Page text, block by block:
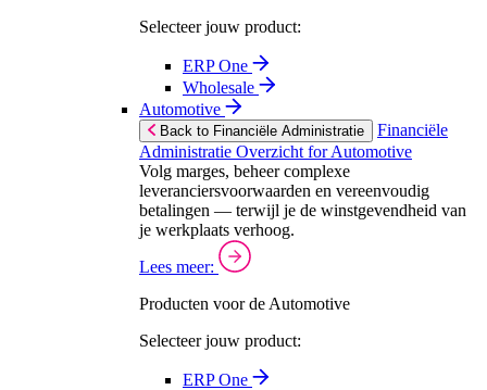
Selecteer jouw product:
ERP One
Wholesale
Automotive
Back to Financiële Administratie
Financiële
Administratie Overzicht for Automotive
Volg marges, beheer complexe
leveranciersvoorwaarden en vereenvoudig
betalingen — terwijl je de winstgevendheid van
je werkplaats verhoog.
Lees meer:
Producten voor de Automotive
Selecteer jouw product:
ERP One